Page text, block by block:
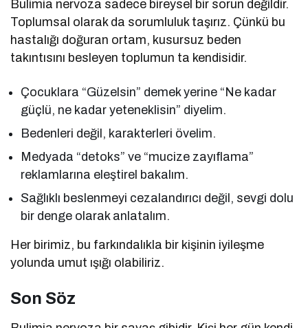
Bulimia nervoza sadece bireysel bir sorun değildir.
Toplumsal olarak da sorumluluk taşırız. Çünkü bu
hastalığı doğuran ortam, kusursuz beden
takıntısını besleyen toplumun ta kendisidir.
Çocuklara “Güzelsin” demek yerine “Ne kadar
güçlü, ne kadar yeteneklisin” diyelim.
Bedenleri değil, karakterleri övelim.
Medyada “detoks” ve “mucize zayıflama”
reklamlarına eleştirel bakalım.
Sağlıklı beslenmeyi cezalandırıcı değil, sevgi dolu
bir denge olarak anlatalım.
Her birimiz, bu farkındalıkla bir kişinin iyileşme
yolunda umut ışığı olabiliriz.
Son Söz